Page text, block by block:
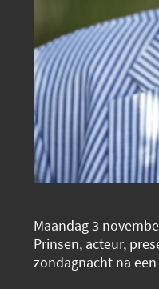
Maandag 3
Prinsen, acteur,
zondagnacht na